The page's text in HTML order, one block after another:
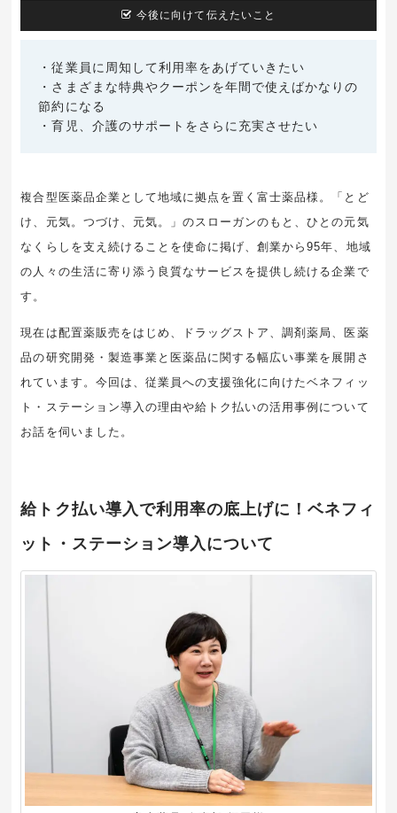
今後に向けて伝えたいこと
・従業員に周知して利用率をあげていきたい
・さまざまな特典やクーポンを年間で使えばかなりの
節約になる
・育児、介護のサポートをさらに充実させたい
複合型医薬品企業として地域に拠点を置く富士薬品様。「とど
け、元気。つづけ、元気。」のスローガンのもと、ひとの元気
なくらしを支え続けることを使命に掲げ、創業から95年、地域
の人々の生活に寄り添う良質なサービスを提供し続ける企業で
す。
現在は配置薬販売をはじめ、ドラッグストア、調剤薬局、医薬
品の研究開発・製造事業と医薬品に関する幅広い事業を展開さ
れています。今回は、従業員への支援強化に向けたベネフィッ
ト・ステーション導入の理由や給トク払いの活用事例について
お話を伺いました。
給トク払い導入で利用率の底上げに！ベネフィ
ット・ステーション導入について